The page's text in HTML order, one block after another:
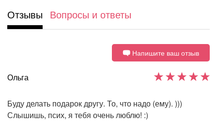
Отзывы Вопросы и ответы
Напишите ваш отзыв
Ольга
Буду делать подарок другу. То, что надо (ему). )))
Слышишь, псих, я тебя очень люблю! :)